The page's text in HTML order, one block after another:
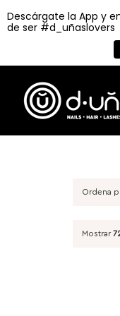
contenido
Ordena
Mostrar
Descárgate la App y
de ser #d_uñaslovers